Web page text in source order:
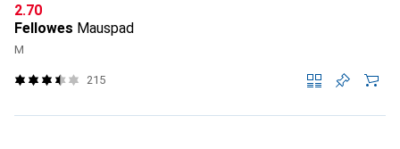
CHF
2.70
Fellowes Mauspad
M
215